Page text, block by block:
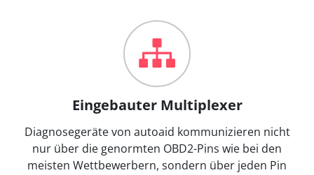
Eingebauter Multiplexer
Diagnosegeräte von autoaid kommunizieren nicht
nur über die genormten OBD2-Pins wie bei den
meisten Wettbewerbern, sondern über jeden Pin